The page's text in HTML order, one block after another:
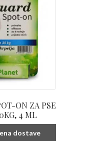
ON ZA PSE
4 ML
dostave